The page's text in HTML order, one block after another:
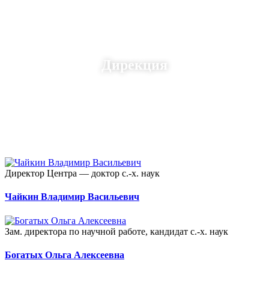
Дирекция
Директор Центра — доктор с.-х. наук
Чайкин Владимир Васильевич
Зам. директора по научной работе, кандидат с.-х. наук
Богатых Ольга Алексеевна